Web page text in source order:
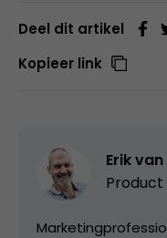
Deel dit artikel
Kopieer link
Erik
Product